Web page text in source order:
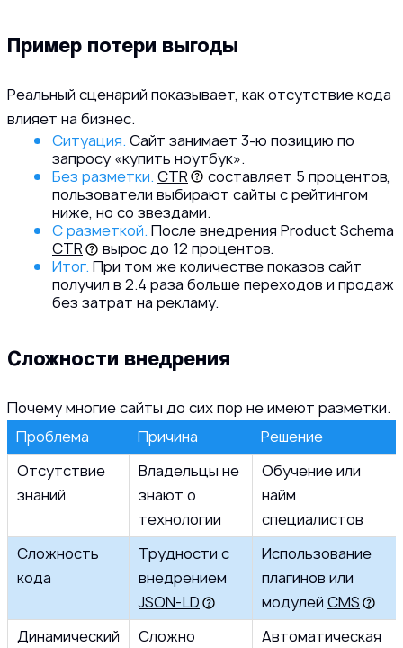
Пример потери выгоды
Реальный сценарий показывает, как отсутствие кода
влияет на бизнес.
Ситуация. Сайт занимает 3-ю позицию по
запросу «купить ноутбук».
Без разметки. CTR
составляет 5 процентов,
пользователи выбирают сайты с рейтингом
ниже, но со звездами.
С разметкой. После внедрения Product Schema
CTR
вырос до 12 процентов.
Итог. При том же количестве показов сайт
получил в 2.4 раза больше переходов и продаж
без затрат на рекламу.
Сложности внедрения
Почему многие сайты до сих пор не имеют разметки.
Проблема
Причина
Решение
Отсутствие
знаний
Владельцы не
знают о
технологии
Обучение или
найм
специалистов
Сложность
кода
Трудности с
внедрением
JSON-LD
Использование
плагинов или
модулей CMS
Динамический
Сложно
Автоматическая